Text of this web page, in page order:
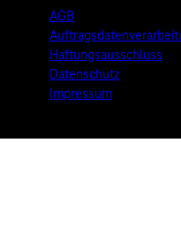
AGB
Haftungsausschluss
Datenschutz
Impressum